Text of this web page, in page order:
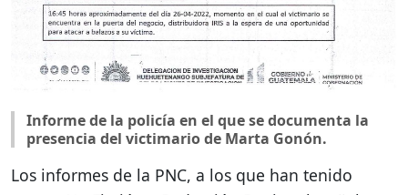
Informe de la policía en el que se documenta la
presencia del victimario de Marta Gonón.
Los informes de la PNC, a los que han tenido